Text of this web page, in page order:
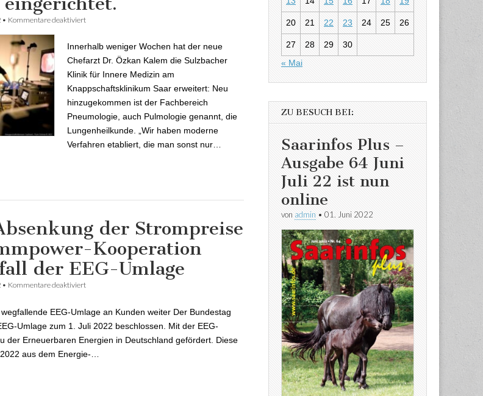
• Kommentare deaktiviert
Innerhalb weniger Wochen hat der neue
Chefarzt Dr. Özkan Kalem die Sulzbacher
Klinik für Innere Medizin am
Knappschaftsklinikum Saar erweitert: Neu
hinzugekommen ist der Fachbereich
Pneumologie, auch Pulmologie genannt, die
Lungenheilkunde. „Wir haben moderne
Verfahren etabliert, die man sonst nur…
der Strompreise
Kooperation
der EEG-Umlage
• Kommentare deaktiviert
EEG-Umlage an Kunden weiter Der Bundestag
Umlage zum 1. Juli 2022 beschlossen. Mit der EEG-
der Erneuerbaren Energien in Deutschland gefördert. Diese
aus dem Energie-…
20 21 22 23 24 25 26
27 28 29
30
« Mai
ZU BESUCH BEI:
Saarinfos Plus –
Ausgabe 64 Juni
Juli 22 ist nun
online
von admin • 01. Juni 2022